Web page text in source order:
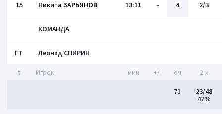
15 Никита ЗАРЬЯНОВ 13:11 - 4 2/3
КОМАНДА
ГТ Леонид СПИРИН
# Игрок мин +/- оч 2-x
71
23/48
47%